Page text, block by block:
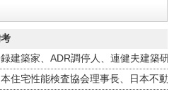
建築家、ADR調停人、連健夫建築
本住宅性能検査協会理事長、日本不